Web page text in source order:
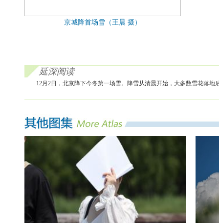
京城降首场雪（王晨 摄）
延深阅读
12月2日，北京降下今冬第一场雪。降雪从清晨开始，大多数雪花落地